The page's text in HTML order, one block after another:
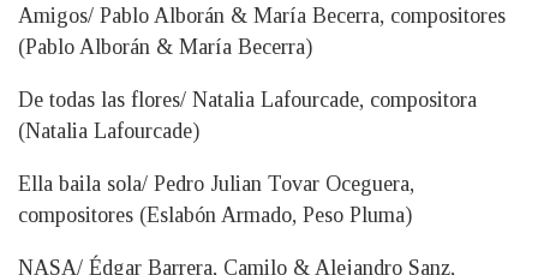
Amigos/ Pablo Alborán & María Becerra, compositores
(Pablo Alborán & María Becerra)
De todas las flores/ Natalia Lafourcade, compositora
(Natalia Lafourcade)
Ella baila sola/ Pedro Julian Tovar Oceguera,
compositores (Eslabón Armado, Peso Pluma)
NASA/ Édgar Barrera, Camilo & Alejandro Sanz,